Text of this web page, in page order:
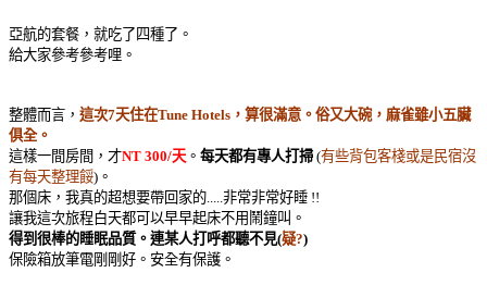
亞航的套餐，就吃了四種了。
給大家參考參考哩。
整體而言， 這次7天住在Tune Hotels，算很滿意。俗又大碗，麻雀雖小五臟
俱全。
這樣一間房間，才NT 300/天 。 每天都有專人打掃(有些背包客棧或是民宿沒
有每天整理餒)。
那個床，我真的超想要帶回家的.....非常非常好睡 !!
讓我這次旅程白天都可以早早起床不用鬧鐘叫。
得到很棒的睡眠品質。連某人打呼都聽不見(疑?)
保險箱放筆電剛剛好。安全有保護。